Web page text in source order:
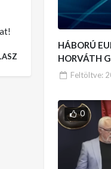
HÁBORÚ
HORVÁTH
Feltöltve:
0